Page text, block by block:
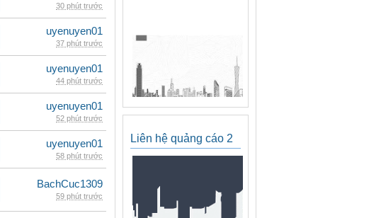
30 phút trước
uyenuyen01
37 phút trước
uyenuyen01
44 phút trước
uyenuyen01
52 phút trước
uyenuyen01
58 phút trước
BachCuc1309
59 phút trước
Liên hệ quảng cáo 2